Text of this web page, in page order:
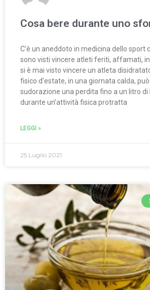
Cosa bere durante uno
C’è un aneddoto in medicina dello sport
sono visti vincere atleti feriti, affamati,
si è mai visto vincere un atleta
fisico d’estate, in una giornata calda,
sudorazione una perdita fino a un litro di
durante un’attività fisica protratta
LEGGI »
25 Luglio 2021